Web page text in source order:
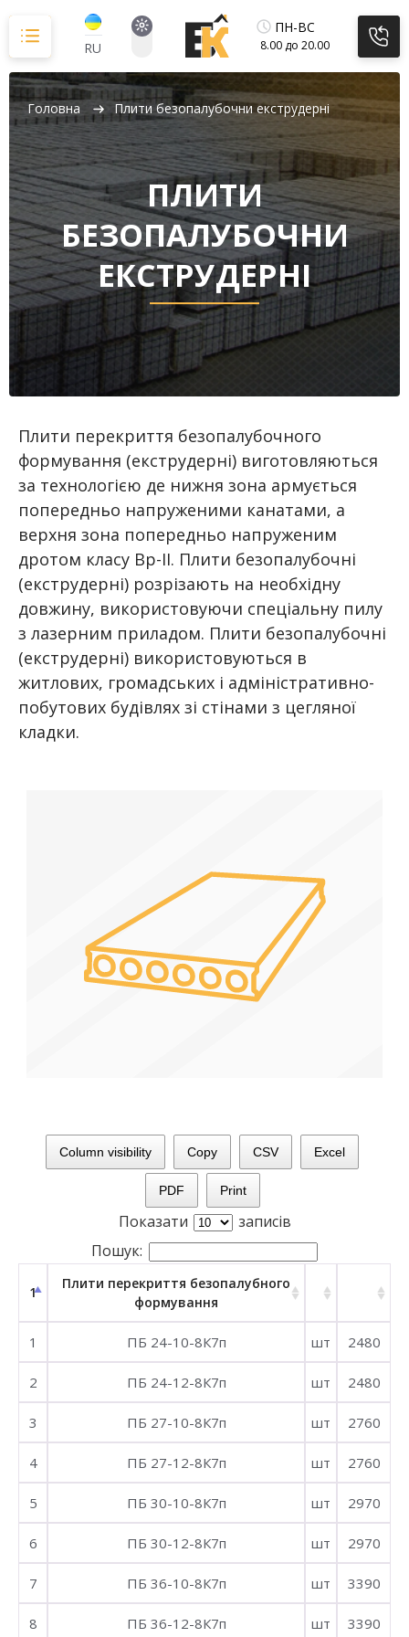
до
вмісту
RU
ПН-ВС
8.00 до 20.00
Головна Плити безопалубочни екструдерні
ПЛИТИ
БЕЗОПАЛУБОЧНИ
ЕКСТРУДЕРНІ
Плити перекриття безопалубочного
формування (екструдерні) виготовляються
за технологією де нижня зона армується
попередньо напруженими канатами, а
верхня зона попередньо напруженим
дротом класу Вр-ІІ. Плити безопалубочні
(екструдерні) розрізають на необхідну
довжину, використовуючи спеціальну пилу
з лазерним приладом. Плити безопалубочні
(екструдерні) використовуються в
житлових, громадських і адміністративно-
побутових будівлях зі стінами з цегляної
кладки.
Column visibility Copy CSV Excel
PDF Print
Показати
записів
Пошук:
1
Плити перекриття безопалубного
формування
1 ПБ 24-10-8К7п шт 2480
2 ПБ 24-12-8К7п шт 2480
3 ПБ 27-10-8К7п шт 2760
4 ПБ 27-12-8К7п шт 2760
5 ПБ 30-10-8К7п шт 2970
6 ПБ 30-12-8К7п шт 2970
7 ПБ 36-10-8К7п шт 3390
8 ПБ 36-12-8К7п шт 3390